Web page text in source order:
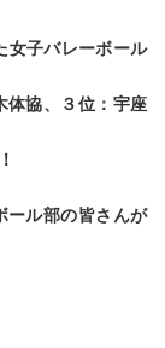
女子バレーボール
協、３位：宇座
ル部の皆さんが